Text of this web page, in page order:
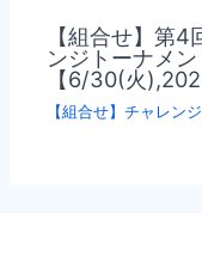
【組合せ】第
ンジトーナメ
【6/30(火
【組合せ】チャレンジ